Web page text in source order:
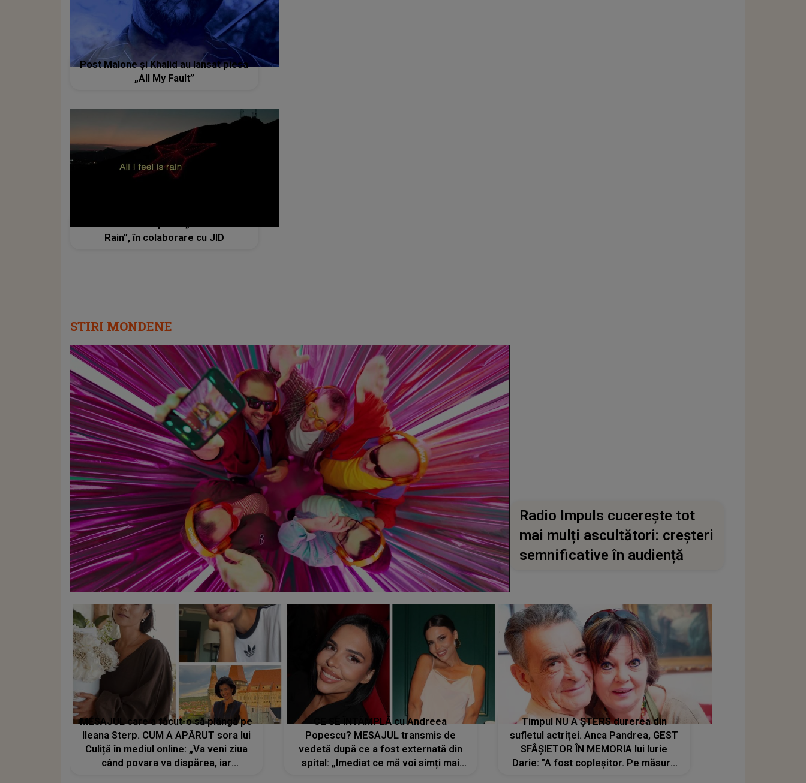
Post Malone și Khalid au lansat piesa
„All My Fault”
Khalid a lansat piesa „All I Feel Is
Rain”, în colaborare cu JID
STIRI MONDENE
Radio Impuls cucerește tot
mai mulți ascultători: creșteri
semnificative în audiență
MESAJUL care a făcut-o să plângă pe
Ileana Sterp. CUM A APĂRUT sora lui
Culiță în mediul online: „Va veni ziua
când povara va dispărea, iar
CE SE ÎNTÂMPLĂ cu Andreea
Popescu? MESAJUL transmis de
vedetă după ce a fost externată din
spital: „Imediat ce mă voi simți mai
Timpul NU A ȘTERS durerea din
sufletul actriței. Anca Pandrea, GEST
SFÂȘIETOR ÎN MEMORIA lui Iurie
Darie: "A fost copleșitor. Pe măsură